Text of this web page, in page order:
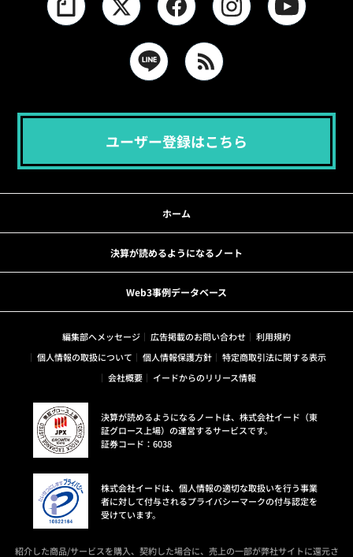
ユーザー登録はこちら
ホーム
決算が読めるようになるノート
Web3事例データベース
編集部へメッセージ 広告掲載のお問い合わせ
利用規約
個人情報の取扱について
個人情報保護方針
特定商取引法に関する表示
会社概要
イードからのリリース情報
決算が読めるようになるノートは、株式会社イード（東
証グロース上場）の運営するサービスです。
証券コード：6038
株式会社イードは、個人情報の適切な取扱いを行う事業
者に対して付与されるプライバシーマークの付与認定を
受けています。
紹介した商品/サービスを購入、契約した場合に、売上の一部が弊社サイトに還元さ